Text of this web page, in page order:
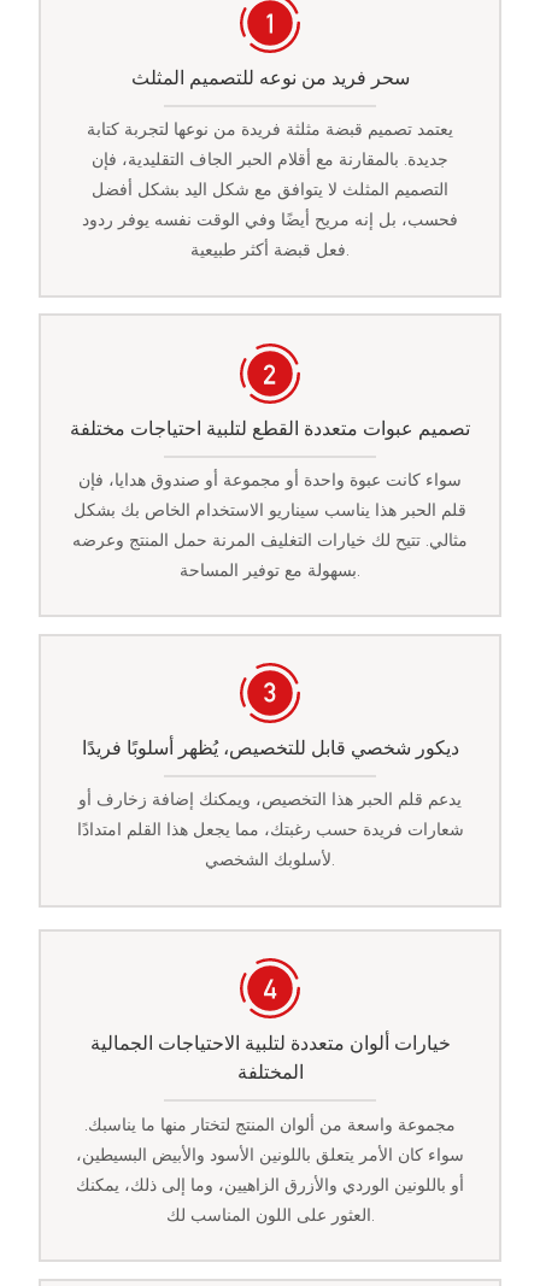
سحر فريد من نوعه للتصميم المثلث
يعتمد تصميم قبضة مثلثة فريدة من نوعها لتجربة كتابة
جديدة. بالمقارنة مع أقلام الحبر الجاف التقليدية، فإن
التصميم المثلث لا يتوافق مع شكل اليد بشكل أفضل
فحسب، بل إنه مريح أيضًا وفي الوقت نفسه يوفر ردود
فعل قبضة أكثر طبيعية.
تصميم عبوات متعددة القطع لتلبية احتياجات مختلفة
سواء كانت عبوة واحدة أو مجموعة أو صندوق هدايا، فإن
قلم الحبر هذا يناسب سيناريو الاستخدام الخاص بك بشكل
مثالي. تتيح لك خيارات التغليف المرنة حمل المنتج وعرضه
بسهولة مع توفير المساحة.
ديكور شخصي قابل للتخصيص، يُظهر أسلوبًا فريدًا
يدعم قلم الحبر هذا التخصيص، ويمكنك إضافة زخارف أو
شعارات فريدة حسب رغبتك، مما يجعل هذا القلم امتدادًا
لأسلوبك الشخصي.
خيارات ألوان متعددة لتلبية الاحتياجات الجمالية
المختلفة
مجموعة واسعة من ألوان المنتج لتختار منها ما يناسبك.
سواء كان الأمر يتعلق باللونين الأسود والأبيض البسيطين،
أو باللونين الوردي والأزرق الزاهيين، وما إلى ذلك، يمكنك